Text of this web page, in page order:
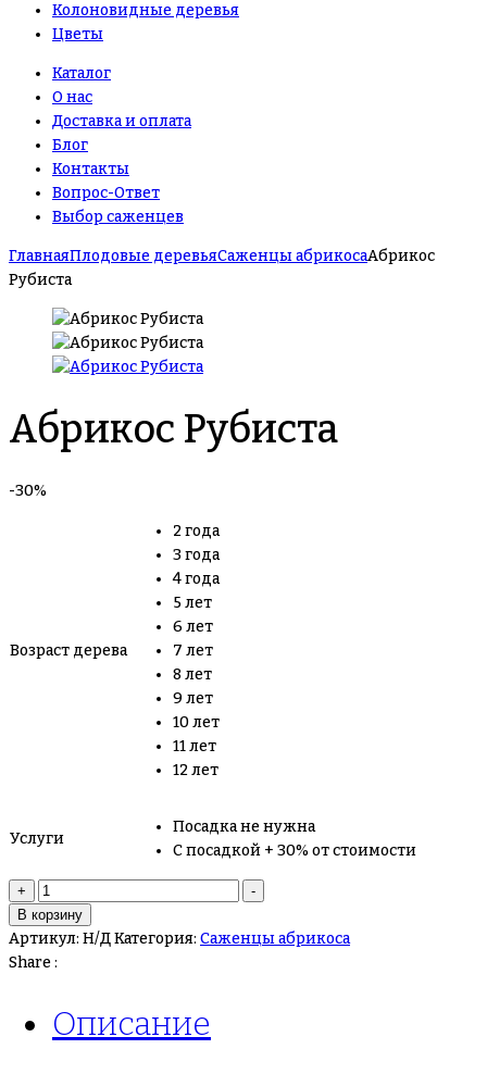
Колоновидные деревья
Цветы
Каталог
О нас
Доставка и оплата
Блог
Контакты
Вопрос-Ответ
Выбор саженцев
ГлавнаяПлодовые деревьяСаженцы абрикосаАбрикос
Рубиста
Абрикос Рубиста
-30%
Возраст дерева
2 года
3 года
4 года
5 лет
6 лет
7 лет
8 лет
9 лет
10 лет
11 лет
12 лет
Услуги
Посадка не нужна
С посадкой + 30% от стоимости
+
-
В корзину
Артикул: Н/ДКатегория: Саженцы абрикоса
Share :
Описание